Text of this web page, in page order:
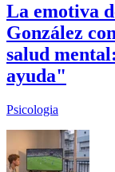
La emotiva
González
salud
ayuda"
Psicologia